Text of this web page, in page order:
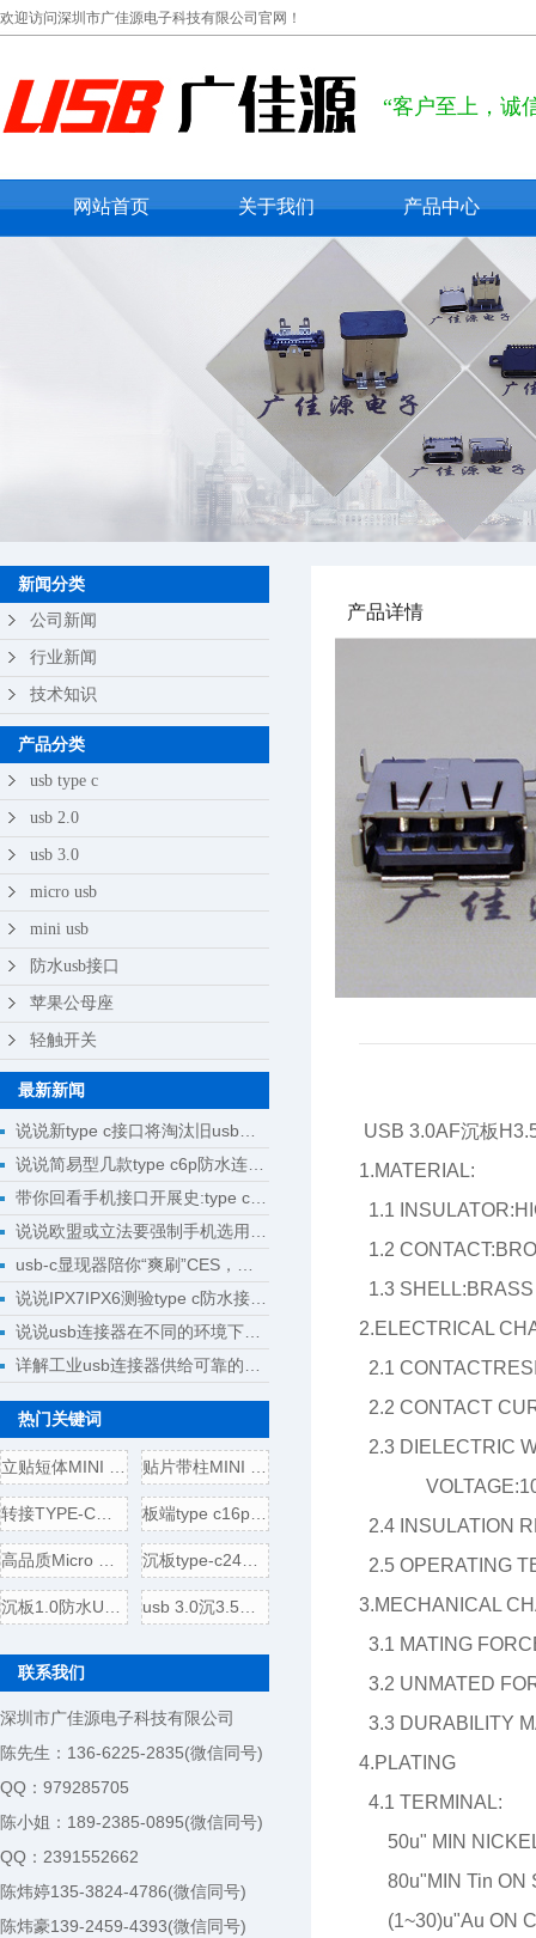
欢迎访问深圳市广佳源电子科技有限公司官网！
“客户至上，诚
网站首页 关于我们
公司概况
联系我们
在线留言
产品中心
usb type c
usb 2.0
usb 3.0
micro usb
mini usb
防水usb接口
轻触开关
新闻分类
公司新闻
行业新闻
技术知识
产品分类
usb type c
usb 2.0
usb 3.0
micro usb
mini usb
防水usb接口
苹果公母座
轻触开关
最新新闻
说说新type c接口将淘汰旧usb接口成为回忆
说说简易型几款type c6p防水连接器母座规格尺寸
带你回看手机接口开展史:type c将完成大一统
说说欧盟或立法要强制手机选用type c接口
usb-c显现器陪你“爽刷”CES，明晰解锁新科技
说说IPX7IPX6测验type c防水接口测验计划
说说usb连接器在不同的环境下运用
详解工业usb连接器供给可靠的操作
热门关键词
立贴短体MINI USB 5P母座,带 贴片带柱MINI USB 5P公头/插
转接TYPE-C母头转USB3.0插头 板端type c16p母座,电源引脚
高品质Micro USB 5P B型口母座 沉板type-c24p母座,usb 3.1连接
沉板1.0防水USB 3.1 TYPE-C24 usb 3.0沉3.5壳四脚全贴,直边
联系我们
深圳市广佳源电子科技有限公司
陈先生：136-6225-2835(微信同号)
QQ：979285705
陈小姐：189-2385-0895(微信同号)
QQ：2391552662
陈炜婷135-3824-4786(微信同号)
陈炜豪139-2459-4393(微信同号)
产品详情
USB 3.0AF沉板
1.MATERIAL:
1.1
1.2
1.3
2.ELECTRICAL
2.1
2.2 CONTACT
2.3 DIELECTRIC
VOLTAGE:100
2.4 INSULATION
2.5 OPERATING
3.MECHANICAL
3.1 MATING
3.2 UNMATED
3.3 DURABILITY
4.PLATING
4.1 TERMINAL:
50u" MIN
80u"MIN Tin ON
(1~30)u"Au ON